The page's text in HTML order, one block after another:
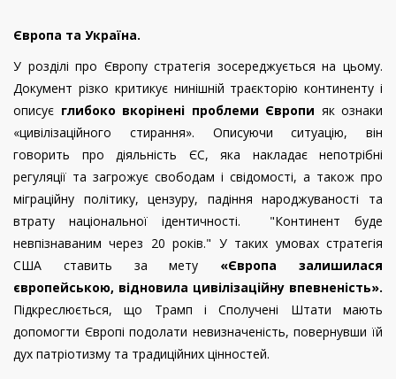
Європа та Україна.
У розділі про Європу стратегія зосереджується на цьому.
Документ різко критикує нинішній траєкторію континенту і
описує глибоко вкорінені проблеми Європи як ознаки
«цивілізаційного стирання». Описуючи ситуацію, він
говорить про діяльність ЄС, яка накладає непотрібні
регуляції та загрожує свободам і свідомості, а також про
міграційну політику, цензуру, падіння народжуваності та
втрату національної ідентичності. "Континент буде
невпізнаваним через 20 років." У таких умовах стратегія
США ставить за мету «Європа залишилася
європейською, відновила цивілізаційну впевненість».
Підкреслюється, що Трамп і Сполучені Штати мають
допомогти Європі подолати невизначеність, повернувши їй
дух патріотизму та традиційних цінностей.